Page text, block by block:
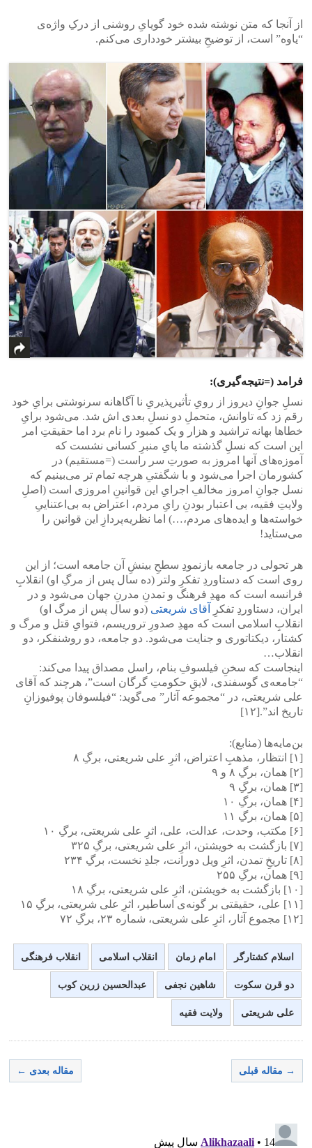
از آنجا که متن نوشته شده خود گویایِ روشنی از درکِ واژه‌ی
“یاوه” است، از توضیحِ بیشتر خود‌داری می‌کنم.
فرامد (=نتیجه‌گیری):
نسلِ جوانِ دیروز از رویِ تأثیر‌پذیریِ نا‌ آگاهانه سرنوشتی برایِ خود
رقم زد که تاوانش، متحملِ دو نسلِ بعدی‌ اش شد. می‌شود برایِ
خطا‌ها بهانه تراشید و هزار و یک کمبود را نام برد اما حقیقتِ امر
این است که نسلِ گذشته ما پایِ منبرِ کسانی‌ نشست که
آموزه‌های آنها امروز به صورتِ سر راست (=مستقیم) در
کشورمان اجرا می‌شود و با شگفتیِ هرچه تمام تر می‌بینیم که
نسل جوانِ امروز مخالفِ اجرایِ این قوانینِ امروزی است (اصلِ
ولایتِ فقیه، بی‌ اعتبار بودنِ رایِ مردم، اعتراض به بی‌اعتناییِ
خواسته‌ها و ایده‌های مردم،…) اما نظریه‌پردازِ این قوانین را
می‌ستاید!
هر تحولی‌ در جامعه بازنمودِ سطحِ بینشِ آن جامعه است؛ از این
روی است که دستاوردِ تفکرِ ولتر (ده سال پس از مرگِ او) انقلابِ
فرانسه است که مهدِ فرهنگ و تمدنِ مدرنِ جهان می‌شود و در
ایران، دستاوردِ تفکرِ
آقای شریعتی (دو سال پس از مرگ او)
انقلابِ اسلامی است که مهدِ صدورِ تروریسم، فتوایِ قتل و مرگ و
کشتار، دیکتاتوری و جنایت می‌شود. دو جامعه، دو روشنفکر، دو
انقلاب…
اینجاست که سخنِ فیلسوفِ بنام، راسل مصداق پیدا می‌کند:
“جامعه‌ی گوسفندی، لایقِ حکومتِ گرگان است”، هرچند که آقای
علی‌ شریعتی، در “مجموعه آثار” می‌گوید: “فیلسوفان پوفیوزانِ
تاریخ اند”.[۱۲]
بن‌مایه‌ها (منابع):
[۱] انتظار، مذهبِ اعتراض، اثرِ علی‌ شریعتی، برگِ ۸
[۲] همان، برگِ ۸ و ۹
[۳] همان، برگِ ۹
[۴] همان، برگِ ۱۰
[۵] همان، برگِ ۱۱
[۶] مکتب، وحدت، عدالت، علی‌، اثرِ علی‌ شریعتی، برگِ ۱۰
[۷] بازگشت به خویشتن، اثرِ علی‌ شریعتی، برگِ ۳۲۵
[۸] تاریخِ تمدن، اثرِ ویل دورانت، جلدِ نخست، برگِ ۲۳۴
[۹] همان، برگِ ۲۵۵
[۱۰] بازگشت به خویشتن، اثرِ علی‌ شریعتی، برگِ ۱۸
[۱۱] علی‌، حقیقتی بر گونه‌ی اساطیر، اثرِ علی‌ شریعتی، برگِ ۱۵
[۱۲] مجموع آثار، اثرِ علی‌ شریعتی، شماره ۲۳، برگِ ۷۲
اسلام کشتارگر امام زمان انقلاب اسلامی انقلاب فرهنگی
دو قرن سکوت شاهین نجفی عبدالحسین زرین کوب
علی شریعتی ولایت فقیه
→ مقاله قبلی مقاله بعدی ←